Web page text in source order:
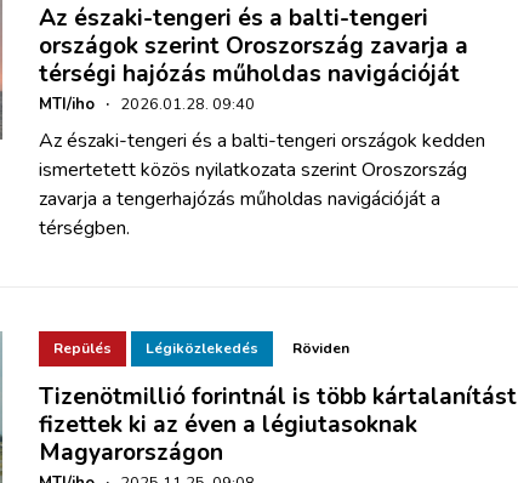
Az északi-tengeri és a balti-tengeri
országok szerint Oroszország zavarja a
térségi hajózás műholdas navigációját
MTI/iho · 2026.01.28. 09:40
Az északi-tengeri és a balti-tengeri országok kedden
ismertetett közös nyilatkozata szerint Oroszország
zavarja a tengerhajózás műholdas navigációját a
térségben.
Repülés Légiközlekedés Röviden
Tizenötmillió forintnál is több kártalanítást
fizettek ki az éven a légiutasoknak
Magyarországon